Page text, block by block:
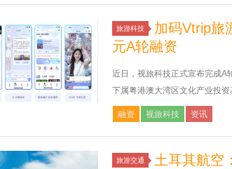
旅游科技
加码Vtrip旅
元A轮融资
近日，视旅科技正式宣布完成A
下属粤港澳大湾区文化产业投
融资 视旅科技 资讯
旅游交通
土耳其航空